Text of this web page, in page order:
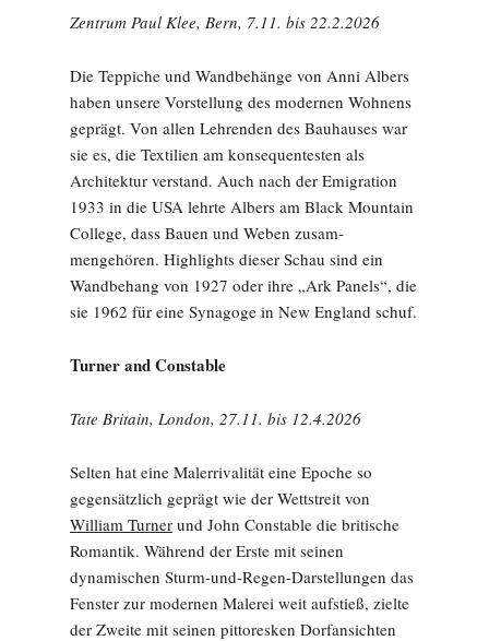
Zentrum Paul Klee, Bern, 7.11. bis 22.2.2026
Die Teppiche und Wandbehänge von Anni Albers
haben unsere Vorstellung des modernen Wohnens
geprägt. Von allen Lehrenden des Bauhauses war
sie es, die Textilien am konse­quentesten als
Architektur ver­stand. Auch nach der Emigration
1933 in die USA lehrte Albers am Black Mountain
College, dass Bauen und Weben zusam­
mengehören. Highlights dieser Schau sind ein
Wandbehang von 1927 oder ihre „Ark Panels“, die
sie 1962 für eine Synagoge in New England schuf.
Turner and Constable
Tate Britain, London, 27.11. bis 12.4.2026
Selten hat eine Malerrivalität eine Epoche so
gegensätzlich geprägt wie der Wettstreit von
William Turner und John Con­stable die britische
Romantik. Während der Erste mit seinen
dynamischen Sturm-und-Regen-Darstellungen das
Fenster zur modernen Malerei weit aufstieß, zielte
der Zweite mit seinen pittoresken Dorfansichten